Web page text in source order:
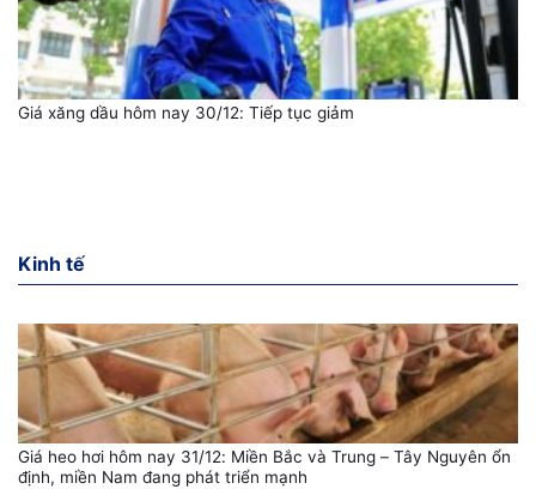
Giá xăng dầu hôm nay 30/12: Tiếp tục giảm
Kinh tế
Giá heo hơi hôm nay 31/12: Miền Bắc và Trung – Tây Nguyên ổn
định, miền Nam đang phát triển mạnh